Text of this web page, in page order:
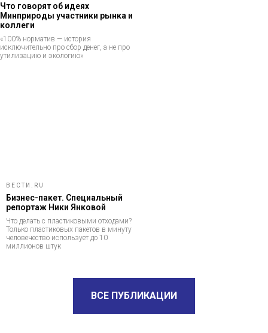
Что говорят об идеях
Минприроды участники рынка и
коллеги
«100% норматив — история
исключительно про сбор денег, а не про
утилизацию и экологию»
ВЕСТИ.RU
Бизнес-пакет. Специальный
репортаж Ники Янковой
Что делать с пластиковыми отходами?
Только пластиковых пакетов в минуту
человечество использует до 10
миллионов штук
ВСЕ ПУБЛИКАЦИИ